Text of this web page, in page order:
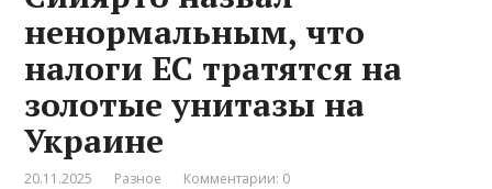
ненормальным, что
налоги ЕС тратятся на
золотые унитазы на
Украине
20.11.2025 Разное Комментарии: 0